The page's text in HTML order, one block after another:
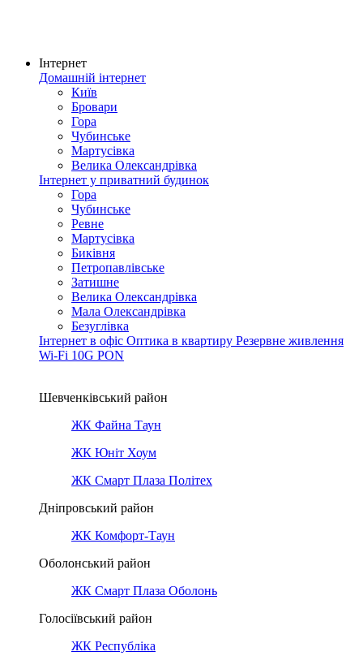
Інтернет
Домашній інтернет
Київ
Бровари
Гора
Чубинське
Мартусівка
Велика Олександрівка
Інтернет у приватний будинок
Гора
Чубинське
Ревне
Мартусівка
Биківня
Петропавлівське
Затишне
Велика Олександрівка
Мала Олександрівка
Безуглівка
Інтернет в офіс Оптика в квартиру Резервне живлення
Wi-Fi 10G PON
Шевченківський район
ЖК Файна Таун
ЖК Юніт Хоум
ЖК Смарт Плаза Політех
Дніпровський район
ЖК Комфорт-Таун
Оболонський район
ЖК Смарт Плаза Оболонь
Голосіївський район
ЖК Республіка